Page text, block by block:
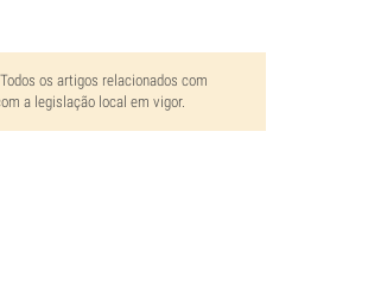
os artigos relacionados com
a legislação local em vigor.